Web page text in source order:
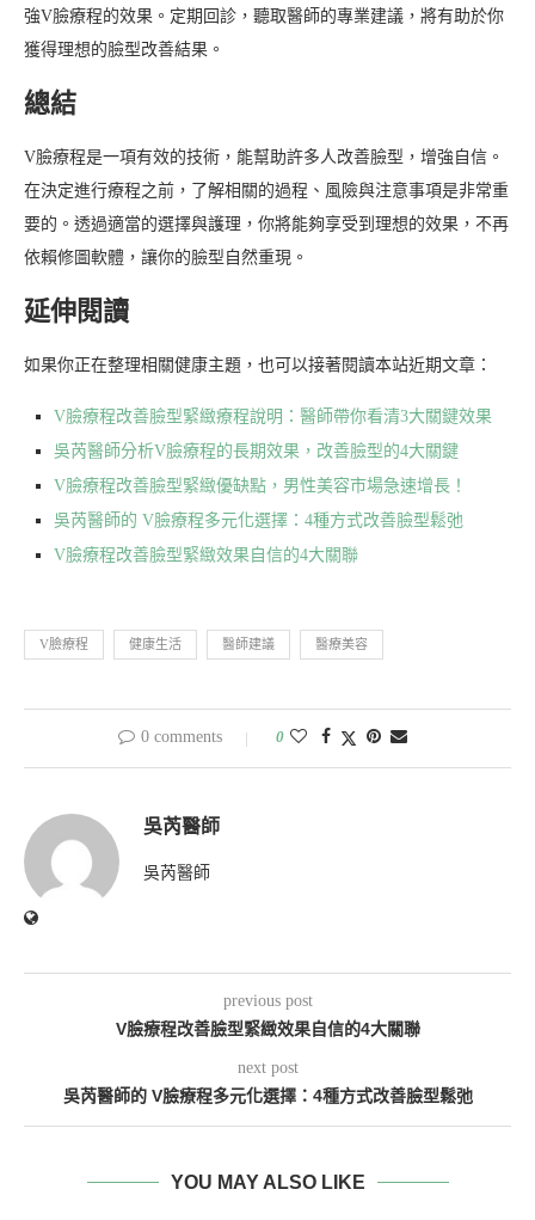
強V臉療程的效果。定期回診，聽取醫師的專業建議，將有助於你
獲得理想的臉型改善結果。
總結
V臉療程是一項有效的技術，能幫助許多人改善臉型，增強自信。
在決定進行療程之前，了解相關的過程、風險與注意事項是非常重
要的。透過適當的選擇與護理，你將能夠享受到理想的效果，不再
依賴修圖軟體，讓你的臉型自然重現。
延伸閱讀
如果你正在整理相關健康主題，也可以接著閱讀本站近期文章：
V臉療程改善臉型緊緻療程說明：醫師帶你看清3大關鍵效果
吳芮醫師分析V臉療程的長期效果，改善臉型的4大關鍵
V臉療程改善臉型緊緻優缺點，男性美容市場急速增長！
吳芮醫師的 V臉療程多元化選擇：4種方式改善臉型鬆弛
V臉療程改善臉型緊緻效果自信的4大關聯
V臉療程 健康生活 醫師建議 醫療美容
0 comments 0
吳芮醫師
吳芮醫師
previous post
V臉療程改善臉型緊緻效果自信的4大關聯
next post
吳芮醫師的 V臉療程多元化選擇：4種方式改善臉型鬆弛
YOU MAY ALSO LIKE